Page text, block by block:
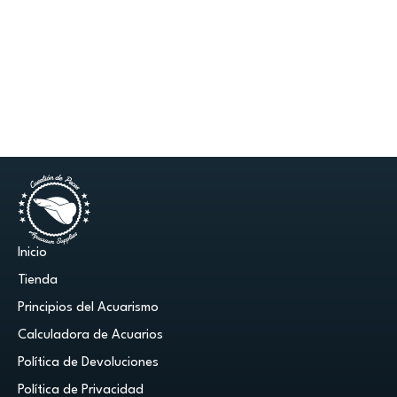
Inicio
Tienda
Principios del Acuarismo
Calculadora de Acuarios
Política de Devoluciones
Política de Privacidad